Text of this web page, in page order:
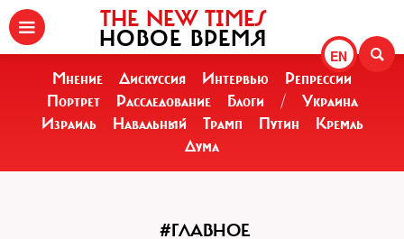
EN
THE NEW TIMES
НОВОЕ ВРЕМЯ
Мнение Дискуссия Интервью
Репрессии
Портрет
Расследование Блоги /
Украина
Израиль
Навальный Трамп Путин
Кремль
Дума
#ГЛАВНОЕ